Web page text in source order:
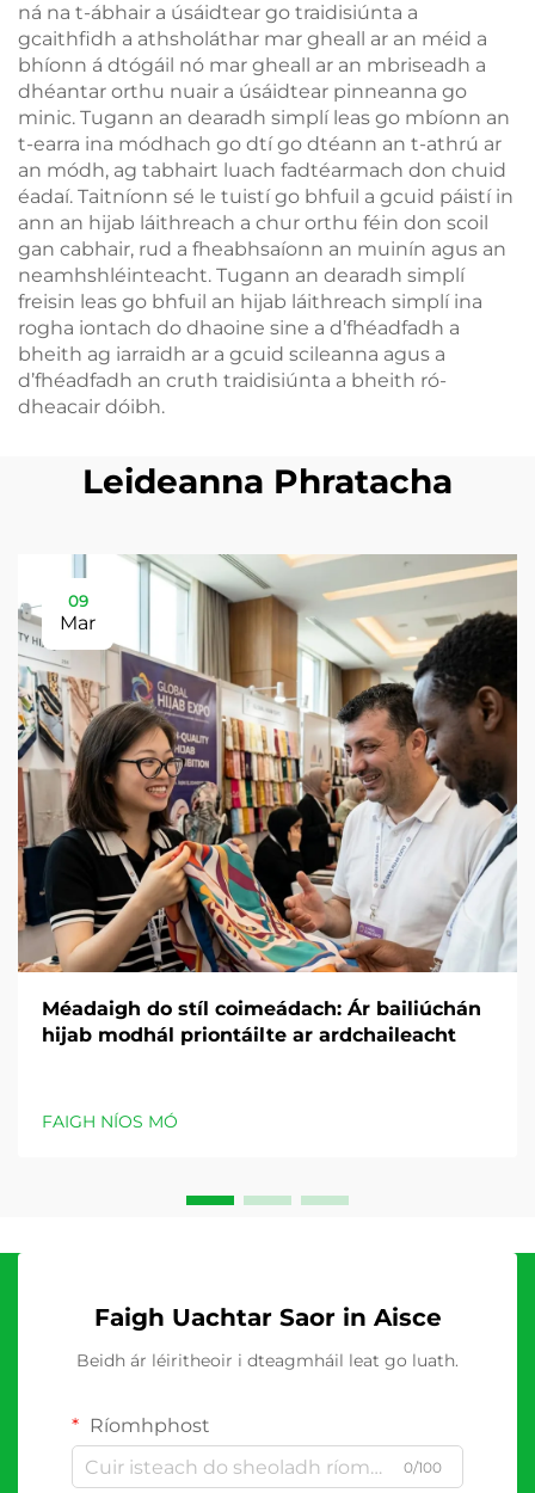
ná na t-ábhair a úsáidtear go traidisiúnta a
gcaithfidh a athsholáthar mar gheall ar an méid a
bhíonn á dtógáil nó mar gheall ar an mbriseadh a
dhéantar orthu nuair a úsáidtear pinneanna go
minic. Tugann an dearadh simplí leas go mbíonn an
t-earra ina módhach go dtí go dtéann an t-athrú ar
an módh, ag tabhairt luach fadtéarmach don chuid
éadaí. Taitníonn sé le tuistí go bhfuil a gcuid páistí in
ann an hijab láithreach a chur orthu féin don scoil
gan cabhair, rud a fheabhsaíonn an muinín agus an
neamhshléinteacht. Tugann an dearadh simplí
freisin leas go bhfuil an hijab láithreach simplí ina
rogha iontach do dhaoine sine a d’fhéadfadh a
bheith ag iarraidh ar a gcuid scileanna agus a
d’fhéadfadh an cruth traidisiúnta a bheith ró-
dheacair dóibh.
Leideanna Phratacha
09
Mar
Méadaigh do stíl coimeádach: Ár bailiúchán
hijab modhál priontáilte ar ardchaileacht
FAIGH NÍOS MÓ
Faigh Uachtar Saor in Aisce
Beidh ár léiritheoir i dteagmháil leat go luath.
Ríomhphost
0/100